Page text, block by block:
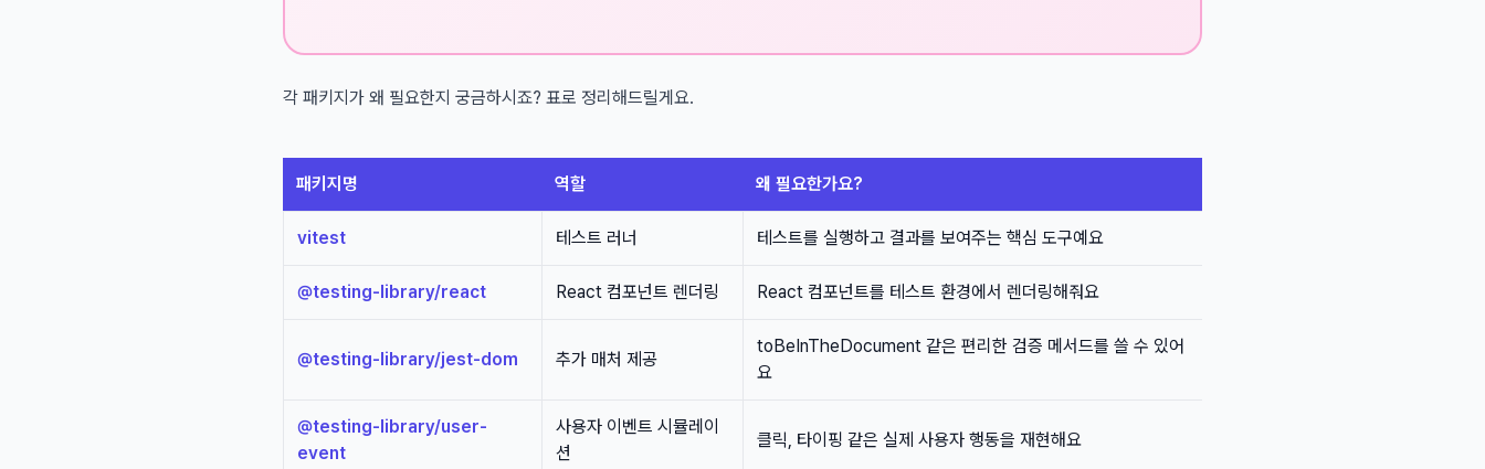
각 패키지가 왜 필요한지 궁금하시죠? 표로 정리해드릴게요.
패키지명 역할 왜 필요한가요?
vitest 테스트 러너 테스트를 실행하고 결과를 보여주는 핵심 도구예요
@testing-library/react React 컴포넌트 렌더링 React 컴포넌트를 테스트 환경에서 렌더링해줘요
@testing-library/jest-dom 추가 매처 제공
toBeInTheDocument 같은 편리한 검증 메서드를 쓸 수 있어
요
@testing-library/user-
event
사용자 이벤트 시뮬레이
션
클릭, 타이핑 같은 실제 사용자 행동을 재현해요